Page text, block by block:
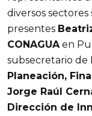
diversos
presentes
CONAGUA en
subsecretario de
Planeación,
Jorge Raúl
Dirección de